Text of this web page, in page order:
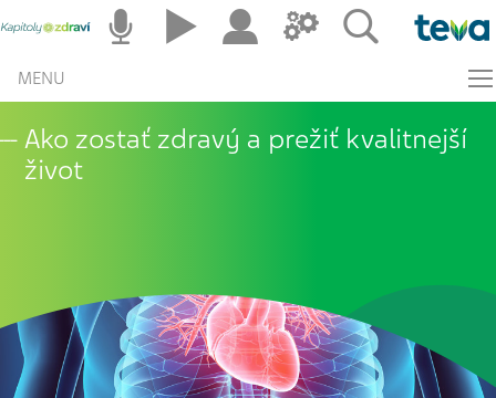
MENU
Ako zostať zdravý a prežiť kvalitnejší
život